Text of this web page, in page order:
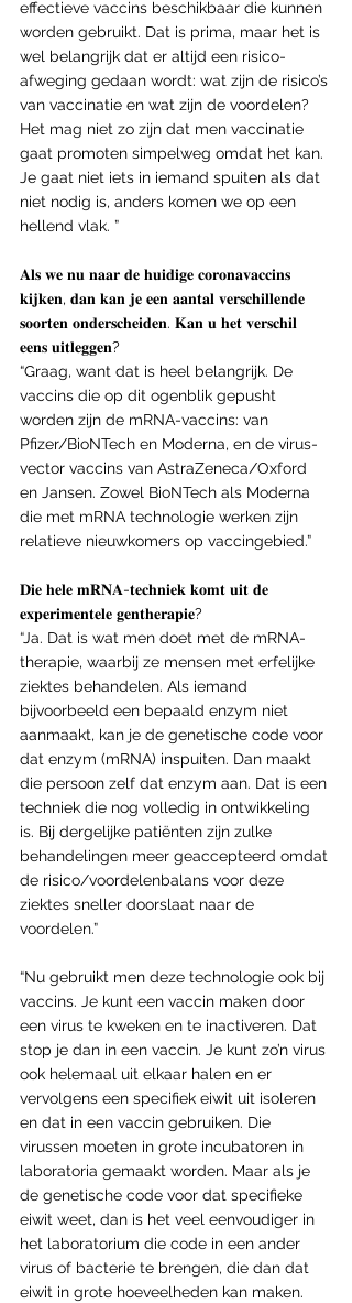
effectieve vaccins beschikbaar die kunnen
worden gebruikt. Dat is prima, maar het is
wel belangrijk dat er altijd een risico-
afweging gedaan wordt: wat zijn de risico’s
van vaccinatie en wat zijn de voordelen?
Het mag niet zo zijn dat men vaccinatie
gaat promoten simpelweg omdat het kan.
Je gaat niet iets in iemand spuiten als dat
niet nodig is, anders komen we op een
hellend vlak. ”
𝐀𝐥𝐬 𝐰𝐞 𝐧𝐮 𝐧𝐚𝐚𝐫 𝐝𝐞 𝐡𝐮𝐢𝐝𝐢𝐠𝐞 𝐜𝐨𝐫𝐨𝐧𝐚𝐯𝐚𝐜𝐜𝐢𝐧𝐬
𝐤𝐢𝐣𝐤𝐞𝐧, 𝐝𝐚𝐧 𝐤𝐚𝐧 𝐣𝐞 𝐞𝐞𝐧 𝐚𝐚𝐧𝐭𝐚𝐥 𝐯𝐞𝐫𝐬𝐜𝐡𝐢𝐥𝐥𝐞𝐧𝐝𝐞
𝐬𝐨𝐨𝐫𝐭𝐞𝐧 𝐨𝐧𝐝𝐞𝐫𝐬𝐜𝐡𝐞𝐢𝐝𝐞𝐧. 𝐊𝐚𝐧 𝐮 𝐡𝐞𝐭 𝐯𝐞𝐫𝐬𝐜𝐡𝐢𝐥
𝐞𝐞𝐧𝐬 𝐮𝐢𝐭𝐥𝐞𝐠𝐠𝐞𝐧?
“Graag, want dat is heel belangrijk. De
vaccins die op dit ogenblik gepusht
worden zijn de mRNA-vaccins: van
Pfizer/BioNTech en Moderna, en de virus-
vector vaccins van AstraZeneca/Oxford
en Jansen. Zowel BioNTech als Moderna
die met mRNA technologie werken zijn
relatieve nieuwkomers op vaccingebied.”
𝐃𝐢𝐞 𝐡𝐞𝐥𝐞 𝐦𝐑𝐍𝐀-𝐭𝐞𝐜𝐡𝐧𝐢𝐞𝐤 𝐤𝐨𝐦𝐭 𝐮𝐢𝐭 𝐝𝐞
𝐞𝐱𝐩𝐞𝐫𝐢𝐦𝐞𝐧𝐭𝐞𝐥𝐞 𝐠𝐞𝐧𝐭𝐡𝐞𝐫𝐚𝐩𝐢𝐞?
“Ja. Dat is wat men doet met de mRNA-
therapie, waarbij ze mensen met erfelijke
ziektes behandelen. Als iemand
bijvoorbeeld een bepaald enzym niet
aanmaakt, kan je de genetische code voor
dat enzym (mRNA) inspuiten. Dan maakt
die persoon zelf dat enzym aan. Dat is een
techniek die nog volledig in ontwikkeling
is. Bij dergelijke patiënten zijn zulke
behandelingen meer geaccepteerd omdat
de risico/voordelenbalans voor deze
ziektes sneller doorslaat naar de
voordelen.”
“Nu gebruikt men deze technologie ook bij
vaccins. Je kunt een vaccin maken door
een virus te kweken en te inactiveren. Dat
stop je dan in een vaccin. Je kunt zo’n virus
ook helemaal uit elkaar halen en er
vervolgens een specifiek eiwit uit isoleren
en dat in een vaccin gebruiken. Die
virussen moeten in grote incubatoren in
laboratoria gemaakt worden. Maar als je
de genetische code voor dat specifieke
eiwit weet, dan is het veel eenvoudiger in
het laboratorium die code in een ander
virus of bacterie te brengen, die dan dat
eiwit in grote hoeveelheden kan maken.